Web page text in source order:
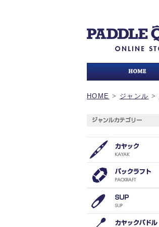
HOME > ジャンル >